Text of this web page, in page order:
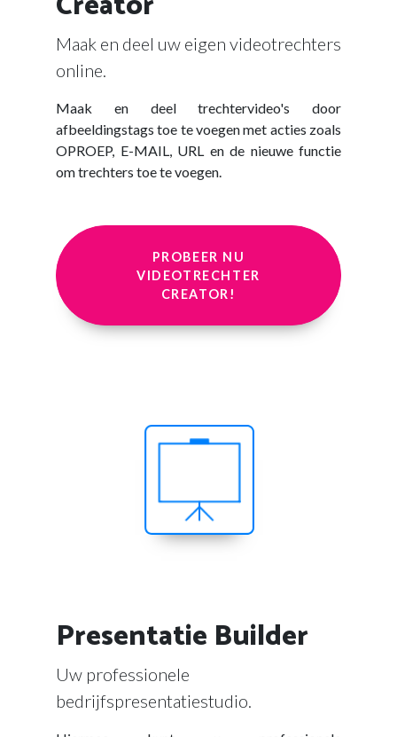
Maak en deel uw eigen videotrechters
online.
Maak en deel trechtervideo's door
afbeeldingstags toe te voegen met acties zoals
OPROEP, E-MAIL, URL en de nieuwe functie
om trechters toe te voegen.
PROBEER NU
VIDEOTRECHTER
CREATOR!
Presentatie Builder
Uw professionele
bedrijfspresentatiestudio.